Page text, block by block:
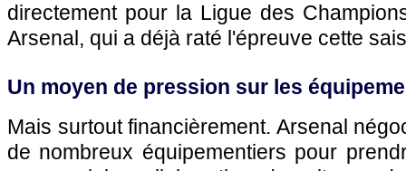
directement pour la Ligue des
Arsenal, qui a déjà raté l'épreuve cette
Un moyen de pression sur les
Mais surtout financièrement. Arsenal
de nombreux équipementiers pour